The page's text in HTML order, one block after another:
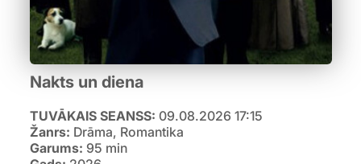
Nakts un diena
TUVĀKAIS SEANSS: 09.08.2026 17:15
Žanrs: Drāma, Romantika
Garums: 95 min